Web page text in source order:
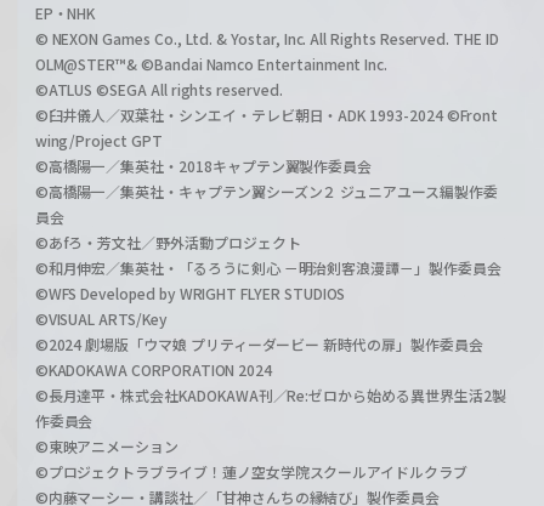
EP・NHK
© NEXON Games Co., Ltd. & Yostar, Inc. All Rights Reserved. THE ID
OLM@STER™& ©Bandai Namco Entertainment Inc.
©ATLUS ©SEGA All rights reserved.
©臼井儀人／双葉社・シンエイ・テレビ朝日・ADK 1993-2024 ©Front
wing/Project GPT
©高橋陽一／集英社・2018キャプテン翼製作委員会
©高橋陽一／集英社・キャプテン翼シーズン２ ジュニアユース編製作委
員会
©あfろ・芳文社／野外活動プロジェクト
©和月伸宏／集英社・「るろうに剣心 －明治剣客浪漫譚－」製作委員会
©WFS Developed by WRIGHT FLYER STUDIOS
©VISUAL ARTS/Key
©2024 劇場版「ウマ娘 プリティーダービー 新時代の扉」製作委員会
©KADOKAWA CORPORATION 2024
©長月達平・株式会社KADOKAWA刊／Re:ゼロから始める異世界生活2製
作委員会
©東映アニメーション
©プロジェクトラブライブ！蓮ノ空女学院スクールアイドルクラブ
©内藤マーシー・講談社／「甘神さんちの縁結び」製作委員会